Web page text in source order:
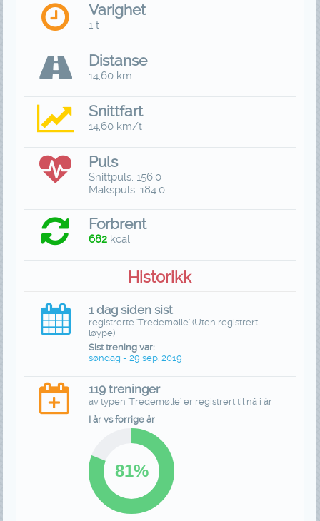
Varighet
1 t
Distanse
14,60 km
Snittfart
14,60 km/t
Puls
Snittpuls: 156.0
Makspuls: 184.0
Forbrent
682 kcal
Historikk
1 dag siden sist
registrerte 'Tredemølle' (Uten registrert
løype)
Sist trening var:
søndag - 29 sep. 2019
119 treninger
av typen 'Tredemølle' er registrert til nå i år
I år vs forrige år